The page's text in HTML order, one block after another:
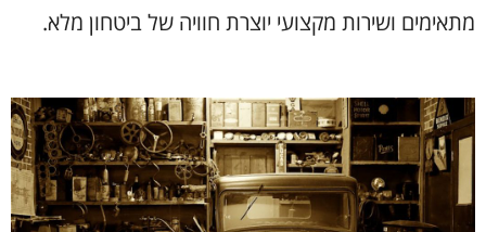
מתאימים ושירות מקצועי יוצרת חוויה של ביטחון מלא.